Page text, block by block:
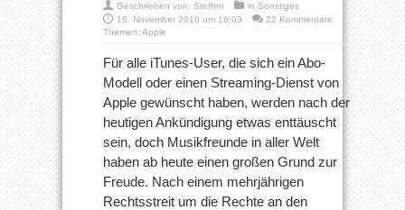
Geschrieben von: Steffen in Sonstiges
16. November 2010 um 16:03
22 Kommentare
Themen: Apple
Für alle iTunes-User, die sich ein Abo-
Modell oder einen Streaming-Dienst von
Apple gewünscht haben, werden nach der
heutigen Ankündigung etwas enttäuscht
sein, doch Musikfreunde in aller Welt
haben ab heute einen großen Grund zur
Freude. Nach einem mehrjährigen
Rechtsstreit um die Rechte an den